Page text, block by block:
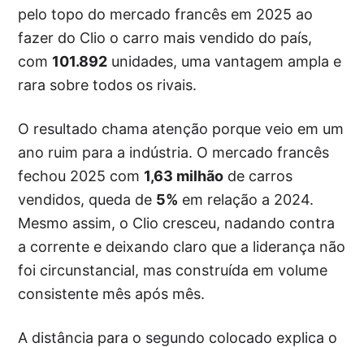
pelo topo do mercado francês em 2025 ao
fazer do Clio o carro mais vendido do país,
com 101.892 unidades, uma vantagem ampla e
rara sobre todos os rivais.
O resultado chama atenção porque veio em um
ano ruim para a indústria. O mercado francês
fechou 2025 com 1,63 milhão de carros
vendidos, queda de 5% em relação a 2024.
Mesmo assim, o Clio cresceu, nadando contra
a corrente e deixando claro que a liderança não
foi circunstancial, mas construída em volume
consistente mês após mês.
A distância para o segundo colocado explica o